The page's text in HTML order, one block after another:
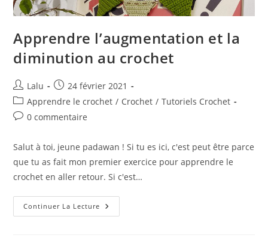
Apprendre l’augmentation et la
diminution au crochet
Auteur/autrice
de
la
publication :
Lalu
Publication
publiée :
24 février 2021
Post
category:
Apprendre le crochet / Crochet / Tutoriels Crochet
Commentaires
la
publication :
0 commentaire
Salut à toi, jeune padawan ! Si tu es ici, c'est peut être parce
que tu as fait mon premier exercice pour apprendre le
crochet en aller retour. Si c'est…
Continuer La Lecture Apprendre
L’augmentation